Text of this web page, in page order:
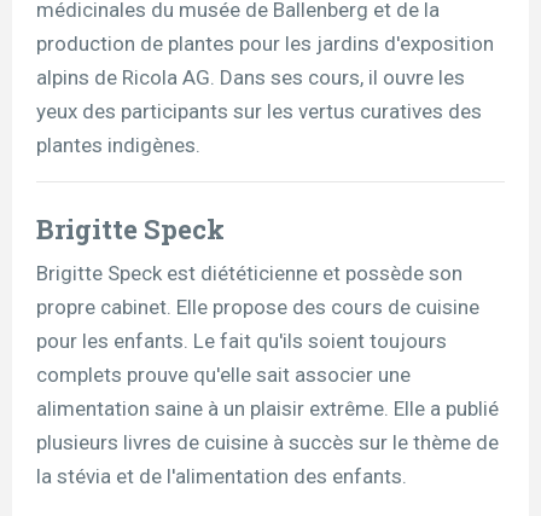
médicinales du musée de Ballenberg et de la
production de plantes pour les jardins d'exposition
alpins de Ricola AG. Dans ses cours, il ouvre les
yeux des participants sur les vertus curatives des
plantes indigènes.
Brigitte Speck
Brigitte Speck est diététicienne et possède son
propre cabinet. Elle propose des cours de cuisine
pour les enfants. Le fait qu'ils soient toujours
complets prouve qu'elle sait associer une
alimentation saine à un plaisir extrême. Elle a publié
plusieurs livres de cuisine à succès sur le thème de
la stévia et de l'alimentation des enfants.